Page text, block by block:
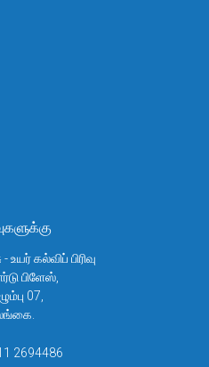
கல்விப் பிரிவு
பிளேஸ்,
07,
2694486